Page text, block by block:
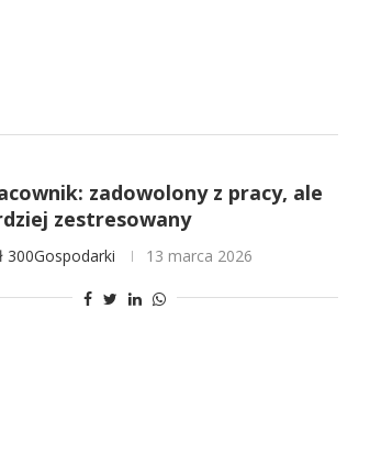
zadowolony z pracy, ale
zestresowany
300Gospodarki 13 marca 2026